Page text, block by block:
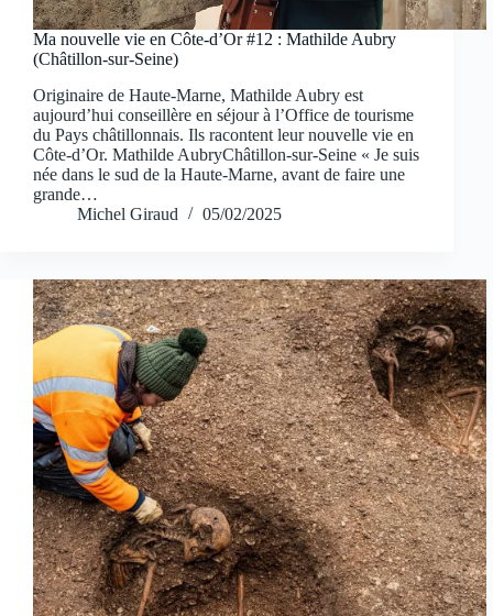
Ma nouvelle vie en Côte-d’Or #12 : Mathilde Aubry
(Châtillon-sur-Seine)
Originaire de Haute-Marne, Mathilde Aubry est
aujourd’hui conseillère en séjour à l’Office de tourisme
du Pays châtillonnais. Ils racontent leur nouvelle vie en
Côte-d’Or. Mathilde AubryChâtillon-sur-Seine « Je suis
née dans le sud de la Haute-Marne, avant de faire une
grande…
Michel Giraud
05/02/2025